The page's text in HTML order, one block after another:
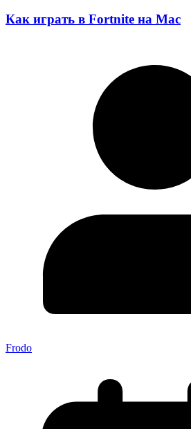
Как играть в Fortnite на Mac
Frodo